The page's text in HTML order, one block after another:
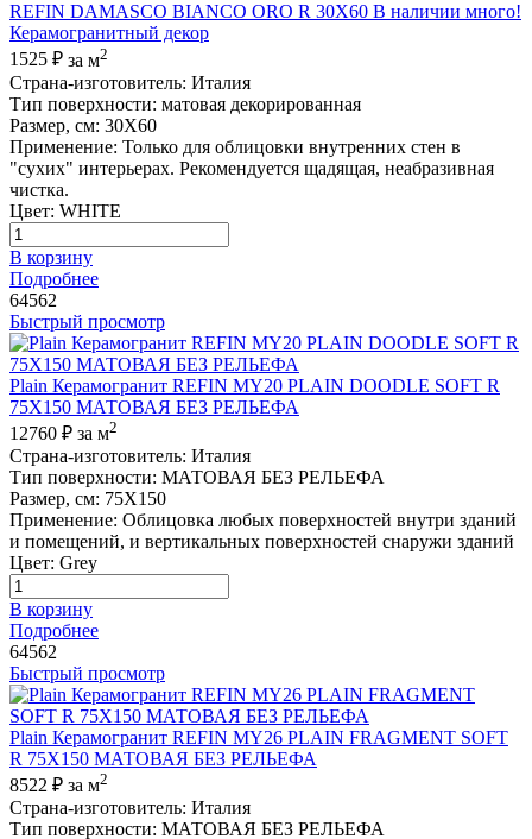
REFIN DAMASCO BIANCO ORO R 30X60 В наличии много!
Керамогранитный декор
1525 ₽ за м2
Страна-изготовитель: Италия
Тип поверхности: матовая декорированная
Размер, см: 30X60
Применение: Только для облицовки внутренних стен в
"сухих" интерьерах. Рекомендуется щадящая, неабразивная
чистка.
Цвет: WHITE
В корзину
Подробнее
64562
Быстрый просмотр
Plain Керамогранит REFIN MY20 PLAIN DOODLE SOFT R
75X150 МАТОВАЯ БЕЗ РЕЛЬЕФА
12760 ₽ за м2
Страна-изготовитель: Италия
Тип поверхности: МАТОВАЯ БЕЗ РЕЛЬЕФА
Размер, см: 75X150
Применение: Облицовка любых поверхностей внутри зданий
и помещений, и вертикальных поверхностей снаружи зданий
Цвет: Grey
В корзину
Подробнее
64562
Быстрый просмотр
Plain Керамогранит REFIN MY26 PLAIN FRAGMENT SOFT
R 75X150 МАТОВАЯ БЕЗ РЕЛЬЕФА
8522 ₽ за м2
Страна-изготовитель: Италия
Тип поверхности: МАТОВАЯ БЕЗ РЕЛЬЕФА